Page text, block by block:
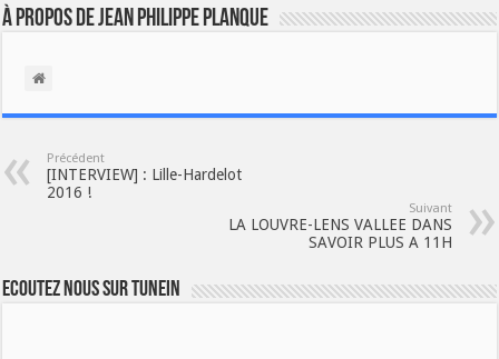
À propos de Jean Philippe Planque
Précédent
[INTERVIEW] : Lille-Hardelot
2016 !
Suivant
LA LOUVRE-LENS VALLEE DANS
SAVOIR PLUS A 11H
Ecoutez nous sur TuneIn